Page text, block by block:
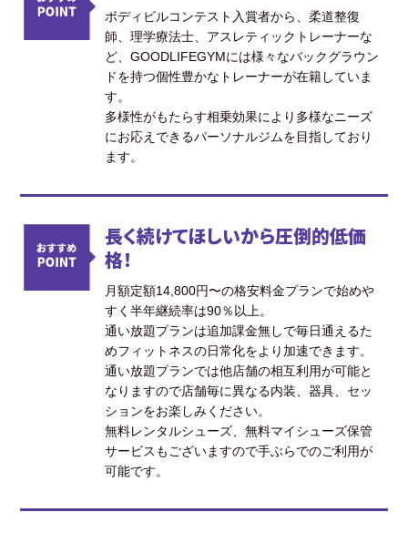
ボディビルコンテスト入賞者から、柔道整復
師、理学療法士、アスレティックトレーナーな
ど、GOODLIFEGYMには様々なバックグラウン
ドを持つ個性豊かなトレーナーが在籍していま
す。
多様性がもたらす相乗効果により多様なニーズ
にお応えできるパーソナルジムを目指しており
ます。
長く続けてほしいから圧倒的低価
格！
月額定額14,800円〜の格安料金プランで始めや
すく半年継続率は90％以上。
通い放題プランは追加課金無しで毎日通えるた
めフィットネスの日常化をより加速できます。
通い放題プランでは他店舗の相互利用が可能と
なりますので店舗毎に異なる内装、器具、セッ
ションをお楽しみください。
無料レンタルシューズ、無料マイシューズ保管
サービスもございますので手ぶらでのご利用が
可能です。